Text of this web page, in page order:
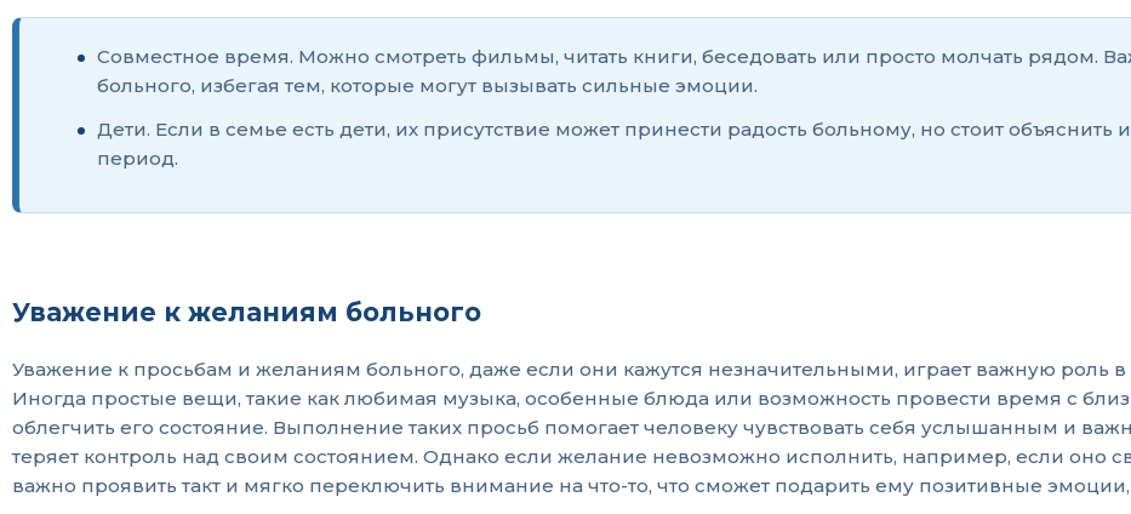
Совместное время. Можно смотреть фильмы, читать книги, беседовать или просто молчать рядом.
больного, избегая тем, которые могут вызывать сильные эмоции.
Дети. Если в семье есть дети, их присутствие может принести радость больному, но стоит
период.
Уважение к желаниям больного
Уважение к просьбам и желаниям больного, даже если они кажутся незначительными, играет важную роль
Иногда простые вещи, такие как любимая музыка, особенные блюда или возможность провести время с
облегчить его состояние. Выполнение таких просьб помогает человеку чувствовать себя услышанным и
теряет контроль над своим состоянием. Однако если желание невозможно исполнить, например, если оно
важно проявить такт и мягко переключить внимание на что-то, что сможет подарить ему позитивные